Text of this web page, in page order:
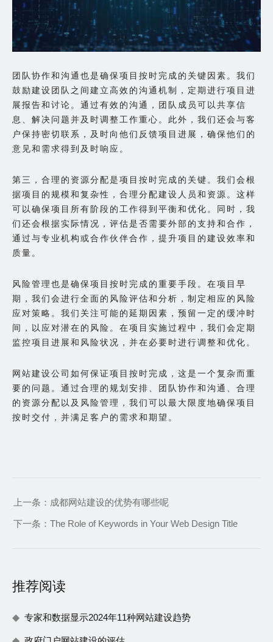
团队协作和沟通也是确保项目按时完成的关键因素。我们
鼓励建设团队之间建立高效的沟通机制，定期进行项目进
展报告和讨论。通过有效的沟通，团队成员可以共享信
息、解决问题并及时调整工作重心。此外，我们还会与客
户保持密切联系，及时向他们反馈项目进展，确保他们的
意见和需求得到及时响应。
第三，合理的资源分配是项目按时完成的关键。我们会根
据项目的规模和复杂性，合理分配建设人员和资源。这样
可以确保项目所有阶段的工作得到平衡和优化。同时，我
们还会根据实际情况，评估是否需要外部的支持和合作，
通过与专业机构或合作伙伴合作，提升项目的建设效率和
质量。
风险管理也是确保项目按时完成的重要手段。在项目早
期，我们会进行全面的风险评估和分析，制定相应的风险
应对策略。我们关注可能的延期因素，预留一定的缓冲时
间，以应对潜在的风险。在项目实施过程中，我们会定期
监控项目进展和风险状况，并在必要时进行调整和优化。
网站建设公司如何保证项目按时完成，这是一个复杂而重
要的问题。通过合理的规划安排、团队协作和沟通、合理
的资源分配以及风险管理，我们可以最大限度地确保项目
按时交付，并满足客户的需求和期望。
上一条： 成都网站建设的优势有哪些呢
下一条： The Role of Keywords in Your Web Design Title
推荐阅读
专家和数据显示2024年11种网站建设趋势